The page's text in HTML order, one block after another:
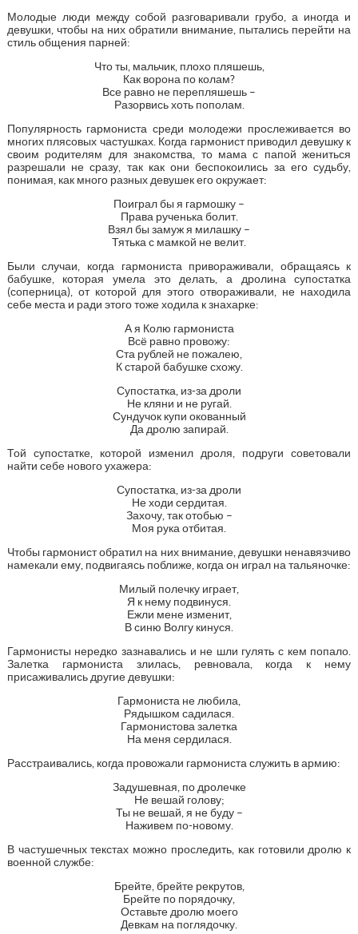
Молодые люди между собой разговаривали грубо, а иногда и
девушки, чтобы на них обратили внимание, пытались перейти на
стиль общения парней:
Что ты, мальчик, плохо пляшешь,
Как ворона по колам?
Все равно не перепляшешь –
Разорвись хоть пополам.
Популярность гармониста среди молодежи прослеживается во
многих плясовых частушках. Когда гармонист приводил девушку к
своим родителям для знакомства, то мама с папой жениться
разрешали не сразу, так как они беспокоились за его судьбу,
понимая, как много разных девушек его окружает:
Поиграл бы я гармошку –
Права рученька болит.
Взял бы замуж я милашку –
Тятька с мамкой не велит.
Были случаи, когда гармониста привораживали, обращаясь к
бабушке, которая умела это делать, а дролина супостатка
(соперница), от которой для этого отвораживали, не находила
себе места и ради этого тоже ходила к знахарке:
А я Колю гармониста
Всё равно провожу:
Ста рублей не пожалею,
К старой бабушке схожу.
Супостатка, из-за дроли
Не кляни и не ругай.
Сундучок купи окованный
Да дролю запирай.
Той супостатке, которой изменил дроля, подруги советовали
найти себе нового ухажера:
Супостатка, из-за дроли
Не ходи сердитая.
Захочу, так отобью –
Моя рука отбитая.
Чтобы гармонист обратил на них внимание, девушки ненавязчиво
намекали ему, подвигаясь поближе, когда он играл на тальяночке:
Милый полечку играет,
Я к нему подвинуся.
Ежли мене изменит,
В синю Волгу кинуся.
Гармонисты нередко зазнавались и не шли гулять с кем попало.
Залетка гармониста злилась, ревновала, когда к нему
присаживались другие девушки:
Гармониста не любила,
Рядышком садилася.
Гармонистова залетка
На меня сердилася.
Расстраивались, когда провожали гармониста служить в армию:
Задушевная, по дролечке
Не вешай голову;
Ты не вешай, я не буду –
Наживем по-новому.
В частушечных текстах можно проследить, как готовили дролю к
военной службе:
Брейте, брейте рекрутов,
Брейте по порядочку,
Оставьте дролю моего
Девкам на поглядочку.